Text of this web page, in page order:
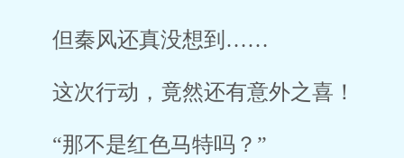
但秦风还真没想到……
这次行动，竟然还有意外之喜！
“那不是红色马特吗？”